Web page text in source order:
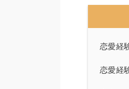
恋愛経
恋愛経